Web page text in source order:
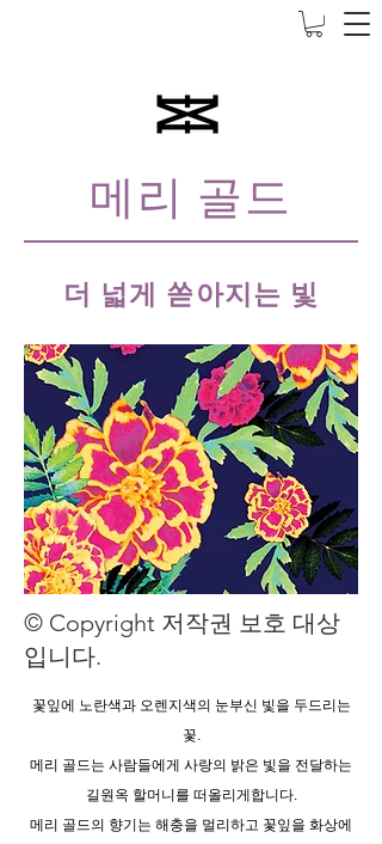
메리 골드
더 넓게 쏟아지는 빛
© Copyright 저작권 보호 대상
입니다.
꽃잎에 노란색과 오렌지색의 눈부신 빛을 두드리는
꽃.
메리 골드는 사람들에게 사랑의 밝은 빛을 전달하는
길원옥 할머니를 떠올리게합니다.
메리 골드의 향기는 해충을 멀리하고 꽃잎을 화상에